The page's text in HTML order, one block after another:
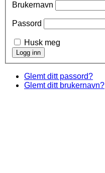
Brukernavn
Passord
Husk meg
Glemt ditt passord?
Glemt ditt brukernavn?